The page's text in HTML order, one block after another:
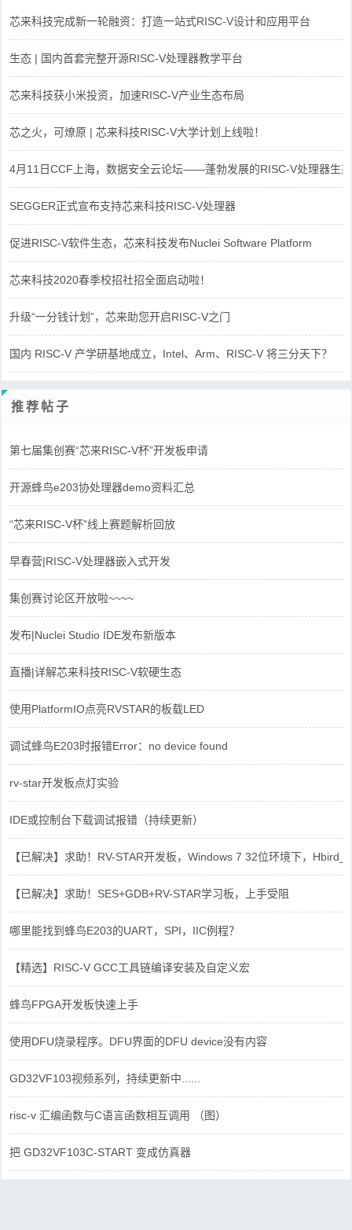
芯来科技完成新一轮融资：打造一站式RISC-V设计和应用平台
生态 | 国内首套完整开源RISC-V处理器教学平台
芯来科技获小米投资，加速RISC-V产业生态布局
芯之火，可燎原 | 芯来科技RISC-V大学计划上线啦！
4月11日CCF上海，数据安全云论坛——蓬勃发展的RISC-V处理器生态
SEGGER正式宣布支持芯来科技RISC-V处理器
促进RISC-V软件生态，芯来科技发布Nuclei Software Platform
芯来科技2020春季校招社招全面启动啦！
升级“一分钱计划”，芯来助您开启RISC-V之门
国内 RISC-V 产学研基地成立，Intel、Arm、RISC-V 将三分天下？
推荐帖子
第七届集创赛“芯来RISC-V杯”开发板申请
开源蜂鸟e203协处理器demo资料汇总
“芯来RISC-V杯”线上赛题解析回放
早春营|RISC-V处理器嵌入式开发
集创赛讨论区开放啦~~~~
发布|Nuclei Studio IDE发布新版本
直播|详解芯来科技RISC-V软硬生态
使用PlatformIO点亮RVSTAR的板载LED
调试蜂鸟E203时报错Error：no device found
rv-star开发板点灯实验
IDE或控制台下载调试报错（持续更新）
【已解决】求助！RV-STAR开发板，Windows 7 32位环境下，
【已解决】求助！SES+GDB+RV-STAR学习板，上手受阻
哪里能找到蜂鸟E203的UART，SPI，IIC例程？
【精选】RISC-V GCC工具链编译安装及自定义宏
蜂鸟FPGA开发板快速上手
使用DFU烧录程序。DFU界面的DFU device没有内容
GD32VF103视频系列，持续更新中......
risc-v 汇编函数与C语言函数相互调用 （图）
把 GD32VF103C-START 变成仿真器